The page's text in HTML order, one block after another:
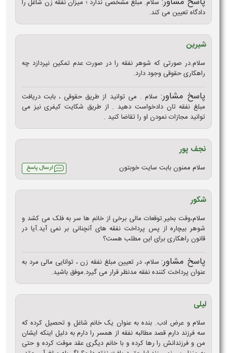
سلام. مبلغ مشخصی ندارد ؛ میزان نفقه زن شاغل را
دادگاه تعیین می کند.
شیرین
سلام.در صورتی که شوهر نفقه را در صورت عدم تمکین نپردازد چه
راهکاری حقوقی وجود دارد.
پاسخ مشاور: سلام . می توانید از طریق حقوقی ، بابت دریافت
مبلغ نفقه تان دادخواست دهید . از طریق شکایت کیفری نیز می
توانید مجازات نمودن او را تقاضا کنید .
نجف پور
سلام ممنون بابت سایت خوبتون
شکور
سلام،وقت بخیر.توقعات مالی برخی از خانم ها سر به فلک می کشد و
شوهر بیچاره از پس پرداخت نفقه های آنچنانی بر نمی آید.آیا در
قانون راهکاری برای این مطلب هست؟
پاسخ مشاور: سلام، در تعیین مبلغ نفقه زن ، توانایی مالی مرد به
عنوان پرداخت کننده نفقه مدنظر قرار می گیرد.موفق باشید.
لیلی
سلام و عرض ادب. بنده به عنوان یک خانم شاغل و تحصیل کرده که
سه فرزند دارم قصد مطالبه نفقه از همسر را دارم به دلیل اینکه ایشان
من و فرزندانش را رها کرده و با خانم دیگری عقد موقت کرده و حتی